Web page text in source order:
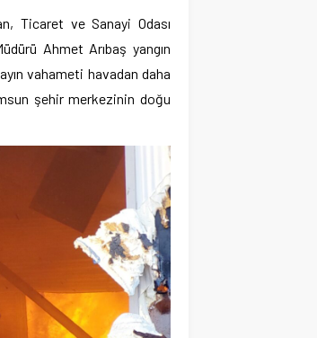
Ticaret ve Sanayi Odası
Ahmet Arıbaş yangın
vahameti havadan daha
şehir merkezinin doğu